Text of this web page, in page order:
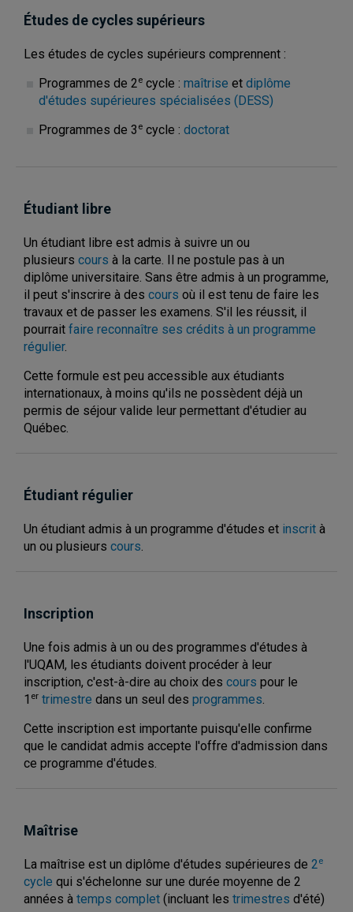
Études de cycles supérieurs
Les études de cycles supérieurs comprennent :
Programmes de 2e cycle : maîtrise et diplôme
d'études supérieures spécialisées (DESS)
Programmes de 3 e cycle : doctorat
Étudiant libre
Un étudiant libre est admis à suivre un ou
plusieurs cours à la carte. Il ne postule pas à un
diplôme universitaire. Sans être admis à un programme,
il peut s'inscrire à des cours où il est tenu de faire les
travaux et de passer les examens. S'il les réussit, il
pourrait faire reconnaître ses crédits à un programme
régulier.
Cette formule est peu accessible aux étudiants
internationaux, à moins qu'ils ne possèdent déjà un
permis de séjour valide leur permettant d'étudier au
Québec.
Étudiant régulier
Un étudiant admis à un programme d'études et inscrit à
un ou plusieurs cours.
Inscription
Une fois admis à un ou des programmes d'études à
l'UQAM, les étudiants doivent procéder à leur
inscription, c'est-à-dire au choix des cours pour le
1 er trimestre dans un seul des programmes.
Cette inscription est importante puisqu'elle confirme
que le candidat admis accepte l'offre d'admission dans
ce programme d'études.
Maîtrise
La maîtrise est un diplôme d'études supérieures de 2e
cycle qui s'échelonne sur une durée moyenne de 2
années à temps complet (incluant les trimestres d'été)